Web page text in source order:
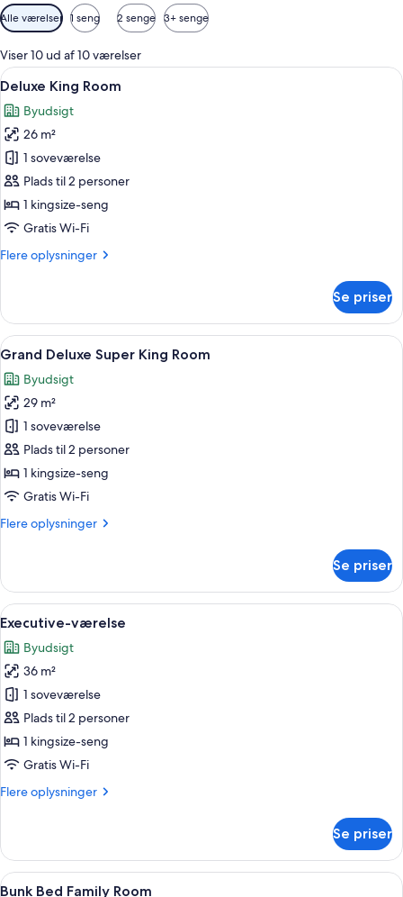
Tilgængelige
filtre
for
værelser
Alle værelser 1 seng 2 senge 3+ senge
Viser 10 ud af 10 værelser
Indlæs
alle
billeder
af
Deluxe
King
Room
Et hotelværelse med en stor seng,
6
Deluxe King Room
Byudsigt
26 m²
1 soveværelse
Plads til 2 personer
1 kingsize-seng
Gratis Wi-Fi
Flere oplysninger
Flere
King
Room
Se priser
Indlæs
alle
billeder
af
Grand
Deluxe
Super
King
Et hotelværelse med en stor seng,
6
Grand Deluxe Super King Room
Byudsigt
29 m²
1 soveværelse
Plads til 2 personer
1 kingsize-seng
Gratis Wi-Fi
Flere oplysninger
Flere
Deluxe
Super
King
Se priser
Indlæs
alle
billeder
af
Executive-
værelse
Et moderne hotelværelse med en
8
Executive-værelse
Byudsigt
36 m²
1 soveværelse
Plads til 2 personer
1 kingsize-seng
Gratis Wi-Fi
Flere oplysninger
Flere
værelse
Se priser
Indlæs
Et hotelværelse med seng,
8
Bunk Bed Family Room